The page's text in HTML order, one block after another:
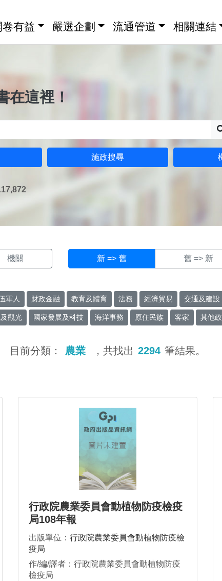
卷有益 嚴選企劃 流通管道 相關連結
在這裡！
施政搜尋
機關 新 => 舊 舊 => 新
軍人 財政金融 教育及體育 法務 經濟貿易 交通及建設
觀光 國家發展及科技 海洋事務 原住民族 客家 其他
目前分類： 農業 ，共找出 2294 筆結果。
行政院農業委員會動植物防疫檢疫
局108年報
出版單位： 行政院農業委員會動植物防疫檢
疫局
作/編/譯者：行政院農業委員會動植物防疫
檢疫局